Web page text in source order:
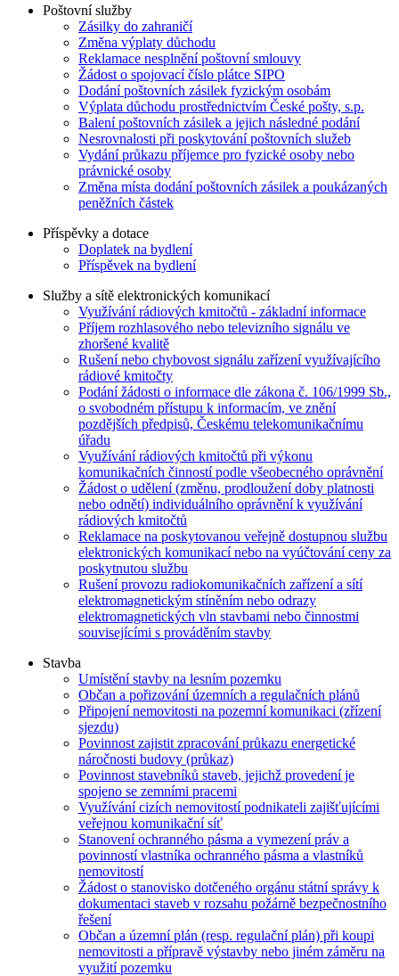
Poštovní služby
Zásilky do zahraničí
Změna výplaty důchodu
Reklamace nesplnění poštovní smlouvy
Žádost o spojovací číslo plátce SIPO
Dodání poštovních zásilek fyzickým osobám
Výplata důchodu prostřednictvím České pošty, s.p.
Balení poštovních zásilek a jejich následné podání
Nesrovnalosti při poskytování poštovních služeb
Vydání průkazu příjemce pro fyzické osoby nebo
právnické osoby
Změna místa dodání poštovních zásilek a poukázaných
peněžních částek
Příspěvky a dotace
Doplatek na bydlení
Příspěvek na bydlení
Služby a sítě elektronických komunikací
Využívání rádiových kmitočtů - základní informace
Příjem rozhlasového nebo televizního signálu ve
zhoršené kvalitě
Rušení nebo chybovost signálu zařízení využívajícího
rádiové kmitočty
Podání žádosti o informace dle zákona č. 106/1999 Sb.,
o svobodném přístupu k informacím, ve znění
pozdějších předpisů, Českému telekomunikačnímu
úřadu
Využívání rádiových kmitočtů při výkonu
komunikačních činností podle všeobecného oprávnění
Žádost o udělení (změnu, prodloužení doby platnosti
nebo odnětí) individuálního oprávnění k využívání
rádiových kmitočtů
Reklamace na poskytovanou veřejně dostupnou službu
elektronických komunikací nebo na vyúčtování ceny za
poskytnutou službu
Rušení provozu radiokomunikačních zařízení a sítí
elektromagnetickým stíněním nebo odrazy
elektromagnetických vln stavbami nebo činnostmi
souvisejícími s prováděním stavby
Stavba
Umístění stavby na lesním pozemku
Občan a pořizování územních a regulačních plánů
Připojení nemovitosti na pozemní komunikaci (zřízení
sjezdu)
Povinnost zajistit zpracování průkazu energetické
náročnosti budovy (průkaz)
Povinnost stavebníků staveb, jejichž provedení je
spojeno se zemními pracemi
Využívání cizích nemovitostí podnikateli zajišťujícími
veřejnou komunikační síť
Stanovení ochranného pásma a vymezení práv a
povinností vlastníka ochranného pásma a vlastníků
nemovitostí
Žádost o stanovisko dotčeného orgánu státní správy k
dokumentaci staveb v rozsahu požárně bezpečnostního
řešení
Občan a územní plán (resp. regulační plán) při koupi
nemovitosti a přípravě výstavby nebo jiném záměru na
využití pozemku